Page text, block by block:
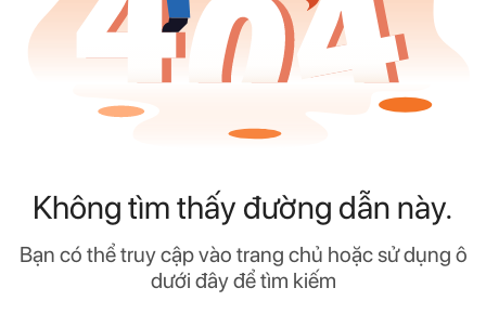
Không tìm thấy đường dẫn này.
Bạn có thể truy cập vào trang chủ hoặc sử dụng ô
dưới đây để tìm kiếm